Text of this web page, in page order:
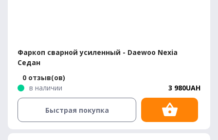
Фаркоп сварной усиленный - Daewoo Nexia
Седан
0 отзыв(ов)
в наличии
3 980UAH
Быстрая покупка